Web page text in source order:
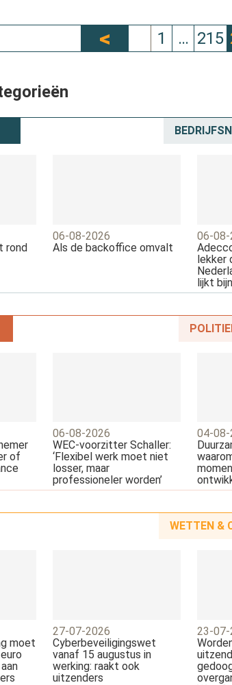
1 … 215
rond
06-08-2026
Als de backoffice omvalt
06-08-
lekker
lijkt
of
06-08-2026
WEC-voorzitter Schaller:
‘Flexibel werk moet niet
losser, maar
professioneler worden’
04-08-
WETTEN &
moet
27-07-2026
Cyberbeveiligingswet
vanaf 15 augustus in
werking: raakt ook
uitzenders
23-07-